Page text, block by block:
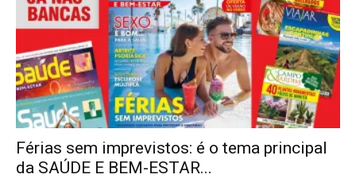
Férias sem imprevistos: é o tema principal
da SAÚDE E BEM-ESTAR...